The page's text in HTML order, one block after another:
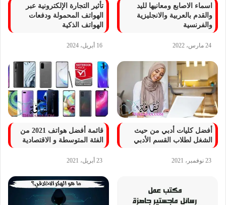
اسماء الاصابع ومعانيها لليد
والقدم بالعربية والانجليزية
والفرنسية
24 مارس، 2022
تأثير التجارة الإلكترونية عبر
الهواتف المحمولة ودفعات
الهواتف الذكية
16 أبريل، 2024
أفضل كليات أدبي من حيث
الشغل لطلاب القسم الأدبي
23 نوفمبر، 2021
قائمة أفضل هواتف 2021 من
الفئة المتوسطة و الاقتصادية
23 أبريل، 2021